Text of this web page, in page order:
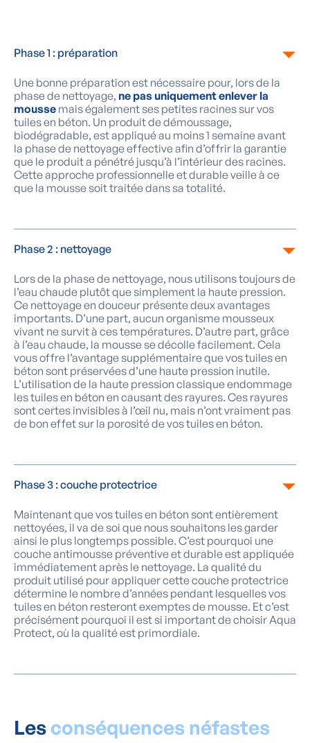
Phase 1 : préparation
Une bonne préparation est nécessaire pour, lors de la
phase de nettoyage, ne pas uniquement enlever la
mousse mais également ses petites racines sur vos
tuiles en béton. Un produit de démoussage,
biodégradable, est appliqué au moins 1 semaine avant
la phase de nettoyage effective afin d’offrir la garantie
que le produit a pénétré jusqu’à l’intérieur des racines.
Cette approche professionnelle et durable veille à ce
que la mousse soit traitée dans sa totalité.
Phase 2 : nettoyage
Lors de la phase de nettoyage, nous utilisons toujours de
l’eau chaude plutôt que simplement la haute pression.
Ce nettoyage en douceur présente deux avantages
importants. D’une part, aucun organisme mousseux
vivant ne survit à ces températures. D’autre part, grâce
à l’eau chaude, la mousse se décolle facilement. Cela
vous offre l’avantage supplémentaire que vos tuiles en
béton sont préservées d’une haute pression inutile.
L’utilisation de la haute pression classique endommage
les tuiles en béton en causant des rayures. Ces rayures
sont certes invisibles à l’œil nu, mais n’ont vraiment pas
de bon effet sur la porosité de vos tuiles en béton.
Phase 3 : couche protectrice
Maintenant que vos tuiles en béton sont entièrement
nettoyées, il va de soi que nous souhaitons les garder
ainsi le plus longtemps possible. C’est pourquoi une
couche antimousse préventive et durable est appliquée
immédiatement après le nettoyage. La qualité du
produit utilisé pour appliquer cette couche protectrice
détermine le nombre d’années pendant lesquelles vos
tuiles en béton resteront exemptes de mousse. Et c’est
précisément pourquoi il est si important de choisir Aqua
Protect, où la qualité est primordiale.
Les conséquences néfastes